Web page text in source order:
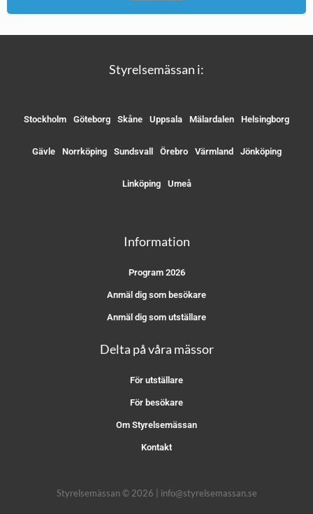
Styrelsemässan i:
Stockholm Göteborg Skåne Uppsala Mälardalen Helsingborg
Gävle Norrköping Sundsvall Örebro Värmland Jönköping
Linköping Umeå
Information
Program 2026
Anmäl dig som besökare
Anmäl dig som utställare
Delta på våra mässor
För utställare
För besökare
Om Styrelsemässan
Kontakt
Styrelsemässan © 2026 | info@styrelsemassan.se